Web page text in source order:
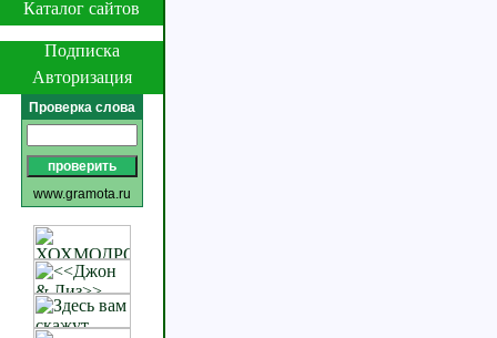
Каталог сайтов
Подписка
Авторизация
Проверка слова
www.gramota.ru